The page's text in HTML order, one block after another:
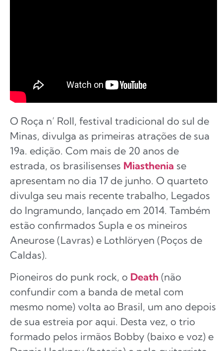
O Roça n’ Roll, festival tradicional do sul de
Minas, divulga as primeiras atrações de sua
19a. edição. Com mais de 20 anos de
estrada, os brasilisenses Miasthenia se
apresentam no dia 17 de junho. O quarteto
divulga seu mais recente trabalho, Legados
do Ingramundo, lançado em 2014. Também
estão confirmados Supla e os mineiros
Aneurose (Lavras) e Lothlöryen (Poços de
Caldas).
Pioneiros do punk rock, o Death (não
confundir com a banda de metal com
mesmo nome) volta ao Brasil, um ano depois
de sua estreia por aqui. Desta vez, o trio
formado pelos irmãos Bobby (baixo e voz) e